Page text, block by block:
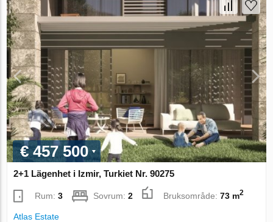
€ 457 500
2+1 Lägenhet i Izmir, Turkiet Nr. 90275
Rum:3 Sovrum:2 Bruksområde:73 m2
Atlas Estate